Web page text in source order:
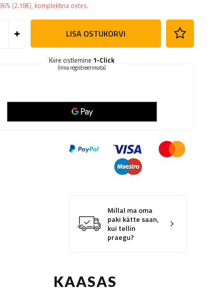
(2.18€), komplektina ostes.
LISA OSTUKORVI
Kiire ostlemine 1-Click
(ilma registreerimata)
Millal ma oma
paki kätte saan,
kui tellin
praegu?
KAASAS